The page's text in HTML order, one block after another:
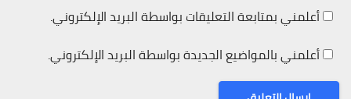
أعلمني بمتابعة التعليقات بواسطة البريد الإلكتروني.
أعلمني بالمواضيع الجديدة بواسطة البريد الإلكتروني.